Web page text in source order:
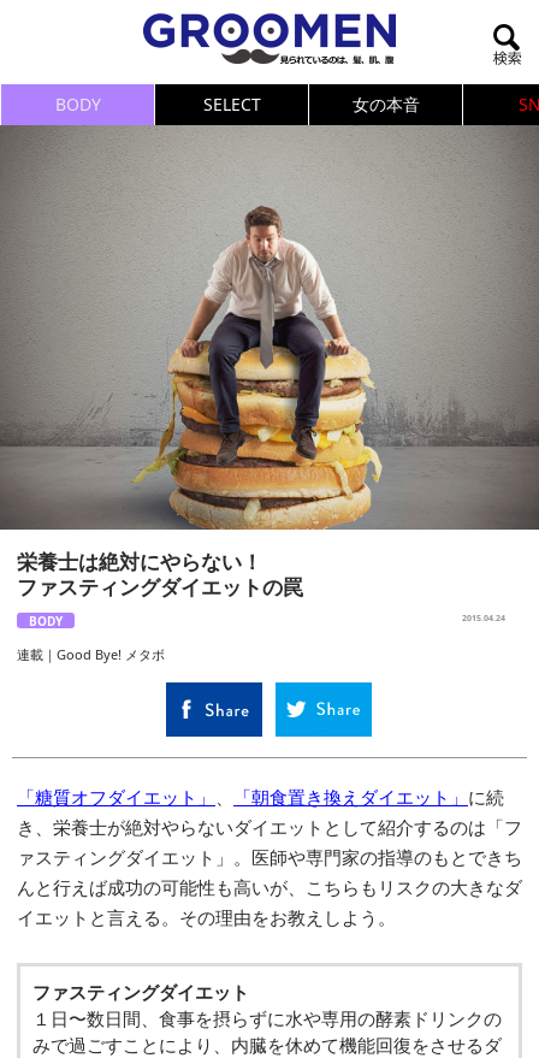
BODY SELECT 女の本音
栄養士は絶対にやらない！
ファスティングダイエットの罠
BODY 2015.04.24
連載｜Good Bye! メタボ
「糖質オフダイエット」 、 「朝食置き換えダイエット」 に続
き、栄養士が絶対やらないダイエットとして紹介するのは「フ
ァスティングダイエット」。医師や専門家の指導のもとできち
んと行えば成功の可能性も高いが、こちらもリスクの大きなダ
イエットと言える。その理由をお教えしよう。
ファスティングダイエット
１日〜数日間、食事を摂らずに水や専用の酵素ドリンクの
みで過ごすことにより、内臓を休めて機能回復をさせるダ